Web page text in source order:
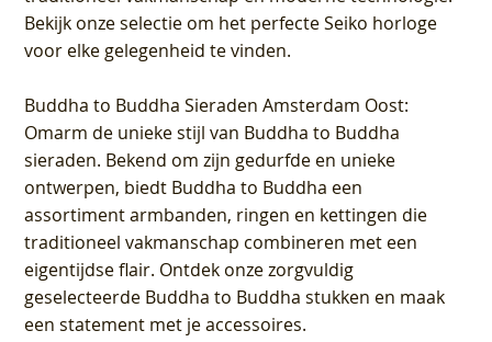
Bekijk onze selectie om het perfecte Seiko horloge
voor elke gelegenheid te vinden.
Buddha to Buddha Sieraden Amsterdam Oost:
Omarm de unieke stijl van Buddha to Buddha
sieraden. Bekend om zijn gedurfde en unieke
ontwerpen, biedt Buddha to Buddha een
assortiment armbanden, ringen en kettingen die
traditioneel vakmanschap combineren met een
eigentijdse flair. Ontdek onze zorgvuldig
geselecteerde Buddha to Buddha stukken en maak
een statement met je accessoires.